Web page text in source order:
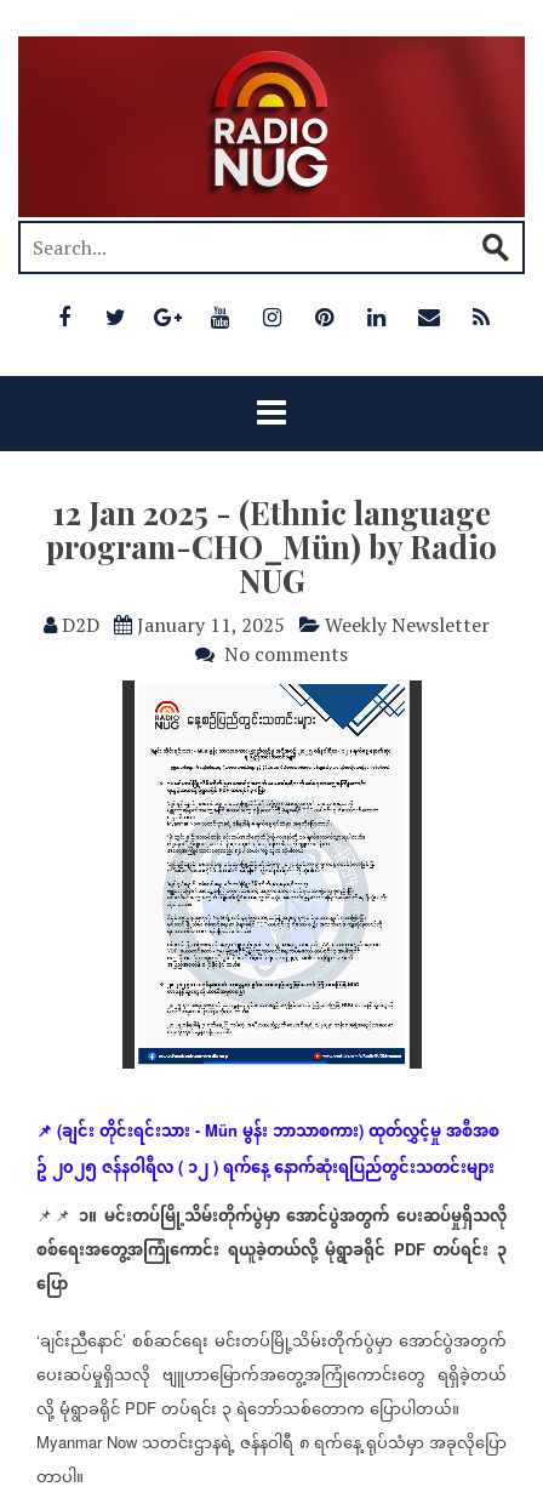
12 Jan 2025 - (Ethnic language
program-CHO_Mün) by Radio
NUG
D2D January 11, 2025
Weekly Newsletter
No comments
📌 (ချင်းတိုင်းရင်းသား - Mün မွန်းဘာသာစကား) ထုတ်လွှင့်မှုအစီအစ
ဥ်၂၀၂၅ဇန်နဝါရီလ ( ၁၂ ) ရက်နေ့နောက်ဆုံးရပြည်တွင်းသတင်းများ
📌📌 ၁။ မင်းတပ်မြို့သိမ်းတိုက်ပွဲမှာ အောင်ပွဲအတွက် ပေးဆပ်မှုရှိသလို
စစ်ရေးအတွေ့အကြုံကောင်း ရယူခဲ့တယ်လို့ မုံရွာခရိုင် PDFတပ်ရင်း ၃
ပြော
‘ချင်းညီနောင်’ စစ်ဆင်ရေး မင်းတပ်မြို့သိမ်းတိုက်ပွဲမှာအောင်ပွဲအတွက်
ပေးဆပ်မှုရှိသလို ဗျူဟာမြောက်အတွေ့အကြုံကောင်းတွေ ရရှိခဲ့တယ်
လို့မုံရွာခရိုင် PDF တပ်ရင်း ၃ရဲဘော်သစ်တောကပြောပါတယ်။
Myanmar Now သတင်းဌာနရဲ့ဇန်နဝါရီ ၈ရက်နေ့ရုပ်သံမှာအခုလိုပြော
တာပါ။